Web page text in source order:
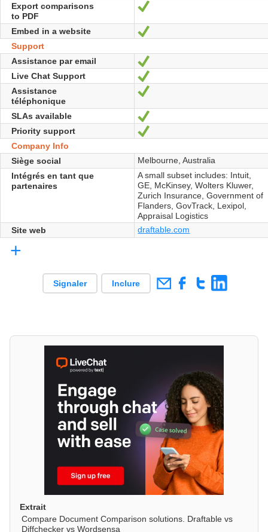
Export comparisons
to PDF
Oui
Embed in a website
Oui
Support
Assistance par email
Oui
Live Chat Support
Oui
Assistance
téléphonique
Oui
SLAs available
Oui
Priority support
Oui
Company Info
Siège social
Melbourne, Australia
Intégrés en tant que
partenaires
A small subset includes: Intuit,
GE, McKinsey, Wolters Kluwer,
Zurich Insurance, Government of
Flanders, GovTrack, Lexipol,
Appraisal Logistics
Site web
draftable.com
+
Signaler Inclure
Extrait
Compare Document Comparison solutions. Draftable vs
Diffchecker vs Wordsensa